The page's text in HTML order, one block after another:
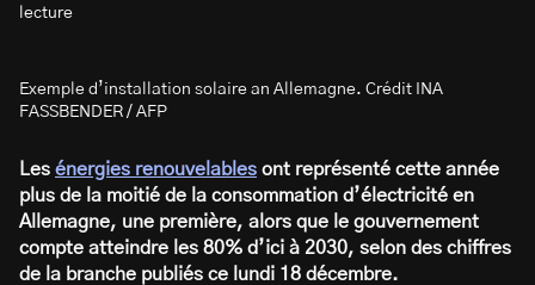
lecture
Exemple d’installation solaire an Allemagne. Crédit INA
FASSBENDER / AFP
Les énergies renouvelables ont représenté cette année
plus de la moitié de la consommation d’électricité en
Allemagne, une première, alors que le gouvernement
compte atteindre les 80% d’ici à 2030, selon des chiffres
de la branche publiés ce lundi 18 décembre.
S’abonner à la newsletter